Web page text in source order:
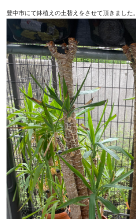
豊中市にて鉢植えの土替えをさせて頂きました。